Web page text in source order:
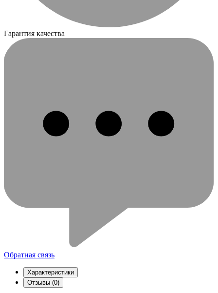
Гарантия качества
Обратная связь
Характеристики
Отзывы (0)